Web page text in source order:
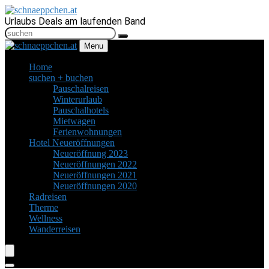
Urlaubs Deals am laufenden Band
Menu
Home
suchen + buchen
Pauschalreisen
Winterurlaub
Pauschalhotels
Mietwagen
Ferienwohnungen
Hotel Neueröffnungen
Neueröffnung 2023
Neueröffnungen 2022
Neueröffnungen 2021
Neueröffnungen 2020
Radreisen
Therme
Wellness
Wanderreisen